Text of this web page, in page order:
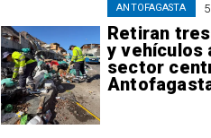
Retiran
y vehículos
sector
ANTOFAGASTA